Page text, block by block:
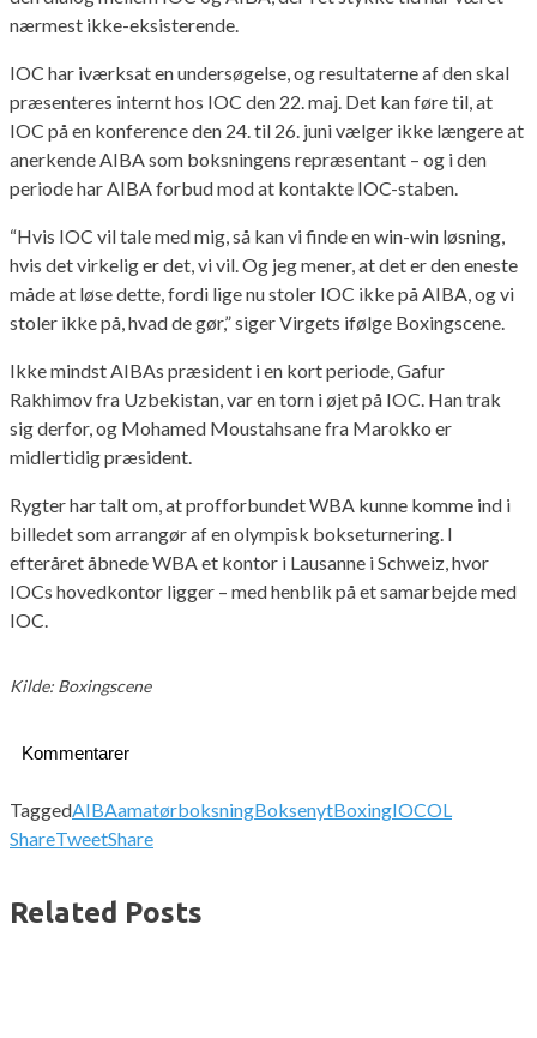
nærmest ikke-eksisterende.
IOC har iværksat en undersøgelse, og resultaterne af den skal
præsenteres internt hos IOC den 22. maj. Det kan føre til, at
IOC på en konference den 24. til 26. juni vælger ikke længere at
anerkende AIBA som boksningens repræsentant – og i den
periode har AIBA forbud mod at kontakte IOC-staben.
“Hvis IOC vil tale med mig, så kan vi finde en win-win løsning,
hvis det virkelig er det, vi vil. Og jeg mener, at det er den eneste
måde at løse dette, fordi lige nu stoler IOC ikke på AIBA, og vi
stoler ikke på, hvad de gør,” siger Virgets ifølge Boxingscene.
Ikke mindst AIBAs præsident i en kort periode, Gafur
Rakhimov fra Uzbekistan, var en torn i øjet på IOC. Han trak
sig derfor, og Mohamed Moustahsane fra Marokko er
midlertidig præsident.
Rygter har talt om, at profforbundet WBA kunne komme ind i
billedet som arrangør af en olympisk bokseturnering. I
efteråret åbnede WBA et kontor i Lausanne i Schweiz, hvor
IOCs hovedkontor ligger – med henblik på et samarbejde med
IOC.
Kilde: Boxingscene
Kommentarer
TaggedAIBAamatørboksningBoksenytBoxingIOCOL
ShareTweetShare
Related Posts